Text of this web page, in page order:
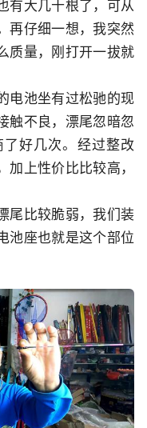
有大几十根了，可从
再仔细一想，我突然
质量，刚打开一拔就
电池坐有过松驰的现
触不良，漂尾忽暗忽
好几次。经过整改
上性价比比较高，
尾比较脆弱，我们装
池座也就是这个部位